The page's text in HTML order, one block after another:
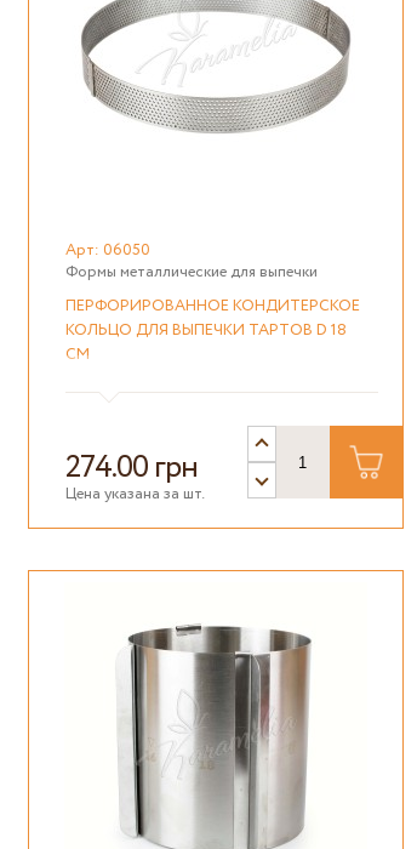
Арт: 06050
Формы металлические для выпечки
ПЕРФОРИРОВАННОЕ КОНДИТЕРСКОЕ
КОЛЬЦО ДЛЯ ВЫПЕЧКИ ТАРТОВ D 18
СМ
274.00 грн
Цена указана за шт.